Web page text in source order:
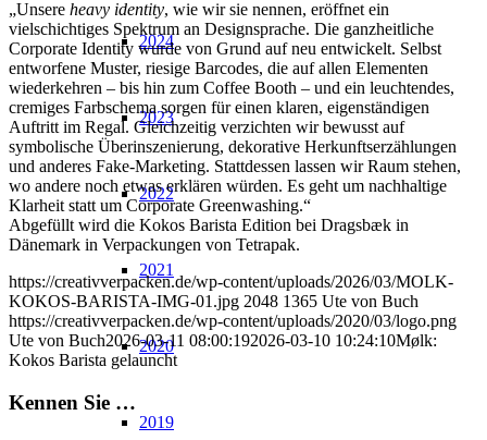
2024
2023
2022
2021
2020
2019
„Unsere heavy identity, wie wir sie nennen, eröffnet ein
vielschichtiges Spektrum an Designsprache. Die ganzheitliche
Corporate Identity wurde von Grund auf neu entwickelt. Selbst
entworfene Muster, riesige Barcodes, die auf allen Elementen
wiederkehren – bis hin zum Coffee Booth – und ein leuchtendes,
cremiges Farbschema sorgen für einen klaren, eigenständigen
Auftritt im Regal. Gleichzeitig verzichten wir bewusst auf
symbolische Überinszenierung, dekorative Herkunftserzählungen
und anderes Fake-Marketing. Stattdessen lassen wir Raum stehen,
wo andere noch etwas erklären würden. Es geht um nachhaltige
Klarheit statt um Corporate Greenwashing.“
Abgefüllt wird die Kokos Barista Edition bei Dragsbæk in
Dänemark in Verpackungen von Tetrapak.
https://creativverpacken.de/wp-content/uploads/2026/03/MOLK-
KOKOS-BARISTA-IMG-01.jpg 2048 1365 Ute von Buch
https://creativverpacken.de/wp-content/uploads/2020/03/logo.png
Ute von Buch2026-03-11 08:00:192026-03-10 10:24:10Mølk:
Kokos Barista gelauncht
Kennen Sie …